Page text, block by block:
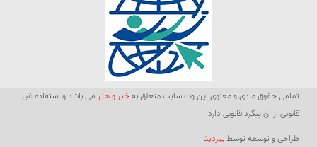
تمامی حقوق مادی و معنوی این وب سایت متعلق بهخبر و هنر می باشد و استفاده غیر
قانونی از آن پیگرد قانونی دارد.
طراحی و توسعه توسطبیردیتا